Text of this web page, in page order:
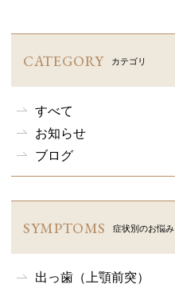
CATEGORY カテゴリ
すべて
お知らせ
ブログ
SYMPTOMS 症状別のお悩み
出っ歯（上顎前突）